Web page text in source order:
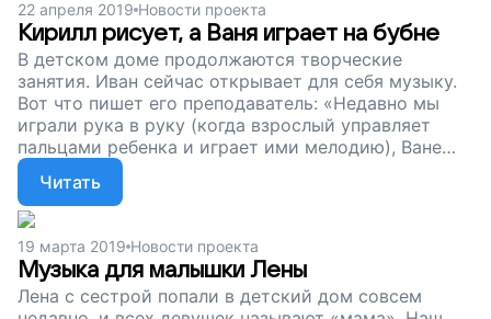
деньги, чтобы занятия творчеством продолжались.
Поддержите наш проект!
22 апреля 2019 Новости проекта
Кирилл рисует, а Ваня играет на бубне
В детском доме продолжаются творческие
занятия. Иван сейчас открывает для себя музыку.
Вот что пишет его преподаватель: «Недавно мы
играли рука в руку (когда взрослый управляет
пальцами ребенка и играет ими мелодию), Ване
очень понравилось, и он сохранял концентрацию
на этом занятии на целые двадцать минут, что для
него является очень значимым достижением».
Сейчас мы собираем деньги, чтобы дети в детских
домах могли заниматься творчеством, рисовать,
играть и постигать себя. Поддержите наш проект!
Читать
19 марта 2019 Новости проекта
Музыка для малышки Лены
Лена с сестрой попали в детский дом совсем